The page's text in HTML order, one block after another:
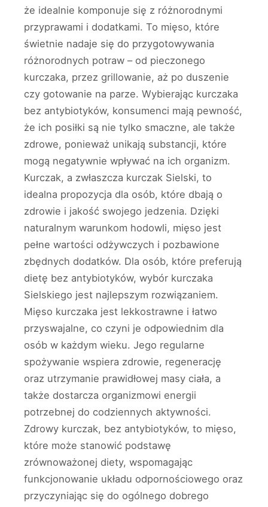
że idealnie komponuje się z różnorodnymi
przyprawami i dodatkami. To mięso, które
świetnie nadaje się do przygotowywania
różnorodnych potraw – od pieczonego
kurczaka, przez grillowanie, aż po duszenie
czy gotowanie na parze. Wybierając kurczaka
bez antybiotyków, konsumenci mają pewność,
że ich posiłki są nie tylko smaczne, ale także
zdrowe, ponieważ unikają substancji, które
mogą negatywnie wpływać na ich organizm.
Kurczak, a zwłaszcza kurczak Sielski, to
idealna propozycja dla osób, które dbają o
zdrowie i jakość swojego jedzenia. Dzięki
naturalnym warunkom hodowli, mięso jest
pełne wartości odżywczych i pozbawione
zbędnych dodatków. Dla osób, które preferują
dietę bez antybiotyków, wybór kurczaka
Sielskiego jest najlepszym rozwiązaniem.
Mięso kurczaka jest lekkostrawne i łatwo
przyswajalne, co czyni je odpowiednim dla
osób w każdym wieku. Jego regularne
spożywanie wspiera zdrowie, regenerację
oraz utrzymanie prawidłowej masy ciała, a
także dostarcza organizmowi energii
potrzebnej do codziennych aktywności.
Zdrowy kurczak, bez antybiotyków, to mięso,
które może stanowić podstawę
zrównoważonej diety, wspomagając
funkcjonowanie układu odpornościowego oraz
przyczyniając się do ogólnego dobrego